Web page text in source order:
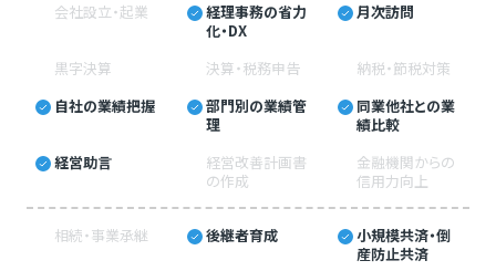
会社設立・起業
経理事務の省力
化・DX
月次訪問
黒字決算 決算・税務申告
納税・節税対策
自社の業績把握
部門別の業績管
理
同業他社との業
績比較
経営助言
経営改善計画書
の作成
金融機関からの
信用力向上
相続・事業承継 後継者育成
小規模共済・倒
産防止共済